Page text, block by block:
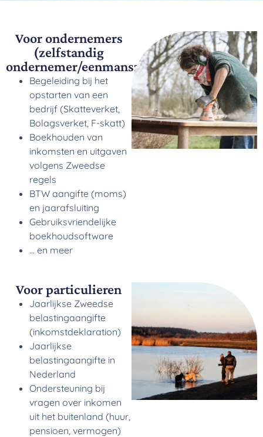
Voor ondernemers
(zelfstandig
ondernemer/eenmanszaak)
Begeleiding bij het
opstarten van een
bedrijf (Skatteverket,
Bolagsverket, F-skatt)
Boekhouden van
inkomsten en uitgaven
volgens Zweedse
regels
BTW aangifte (moms)
en jaarafsluiting
Gebruiksvriendelijke
boekhoudsoftware
... en meer
Voor particulieren
Jaarlijkse Zweedse
belastingaangifte
(inkomstdeklaration)
Jaarlijkse
belastingaangifte in
Nederland
Ondersteuning bij
vragen over inkomen
uit het buitenland (huur,
pensioen, vermogen)